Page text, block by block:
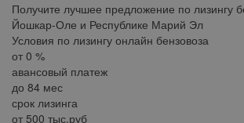
Получите лучшее предложение по лизингу
Йошкар-Оле и Республике Марий Эл
Условия по лизингу онлайн бензовоза
от 0 %
авансовый платеж
до 84 мес
срок лизинга
от 500 тыс.руб